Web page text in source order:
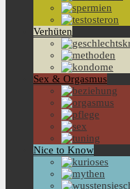
Verhüten
Sex & Orgasmus
Nice to Know